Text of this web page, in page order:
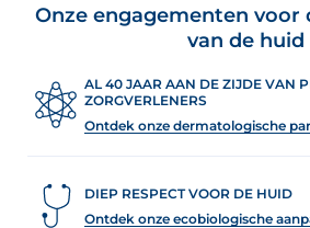
LOAD MORE
Onze engagementen voor
van de huid
AL 40 JAAR AAN DE ZIJDE VAN
ZORGVERLENERS
Ontdek onze dermatologische
DIEP RESPECT VOOR DE HUID
Ontdek onze ecobiologische